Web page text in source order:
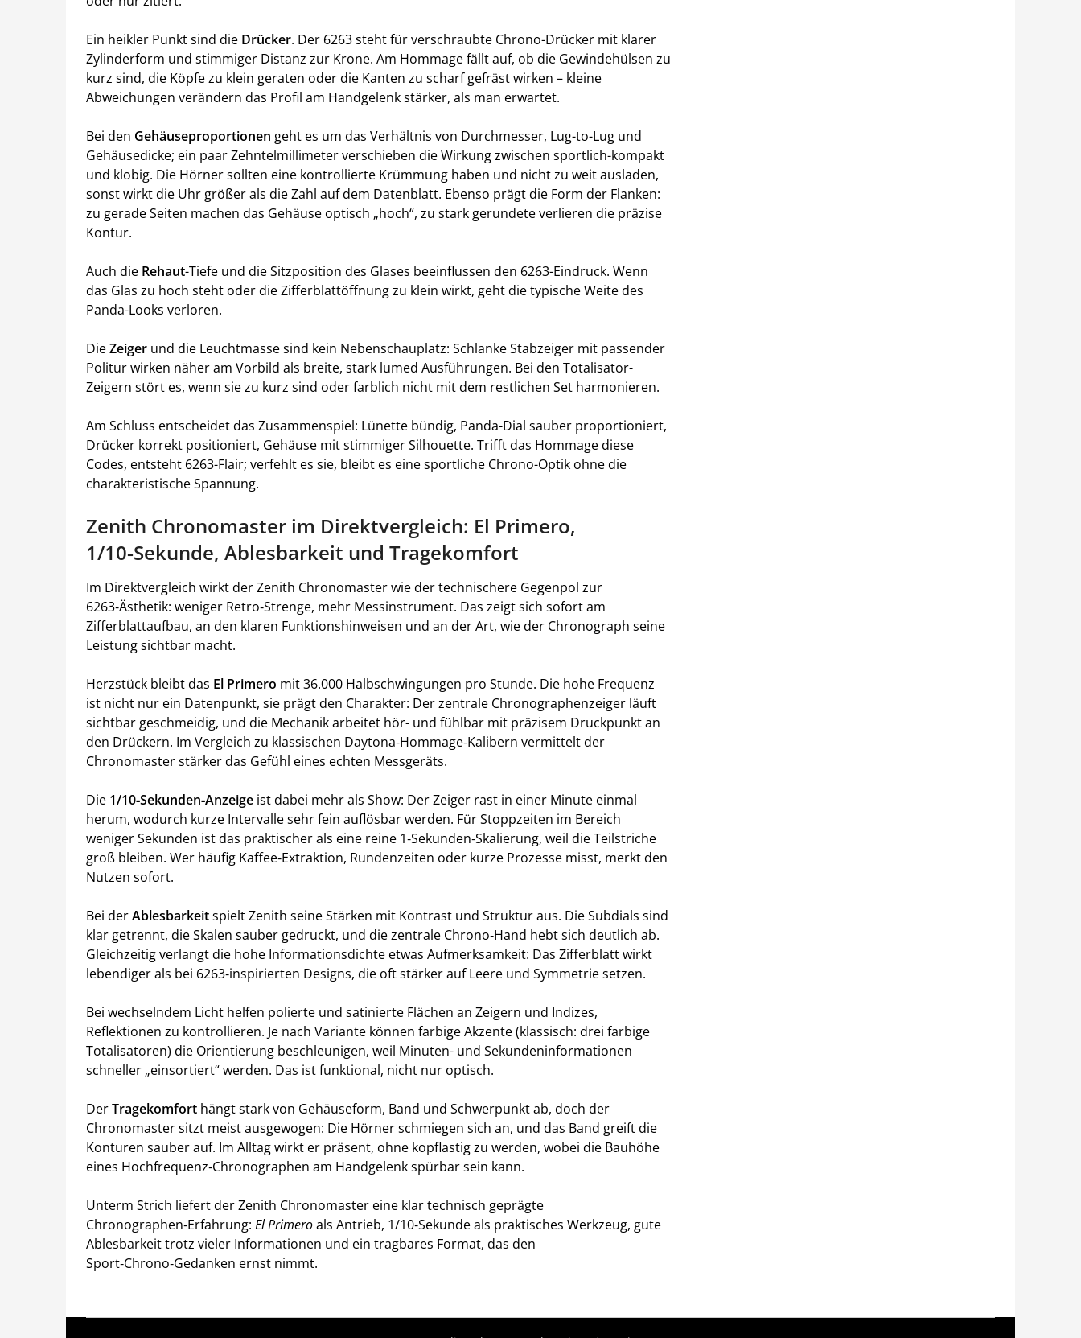
Ein heikler Punkt sind die Drücker. Der 6263 steht für verschraubte Chrono-Drücker mit klarer
Zylinderform und stimmiger Distanz zur Krone. Am Hommage fällt auf, ob die Gewindehülsen zu
kurz sind, die Köpfe zu klein geraten oder die Kanten zu scharf gefräst wirken – kleine
Abweichungen verändern das Profil am Handgelenk stärker, als man erwartet.
Bei den Gehäuseproportionen geht es um das Verhältnis von Durchmesser, Lug-to-Lug und
Gehäusedicke; ein paar Zehntelmillimeter verschieben die Wirkung zwischen sportlich-kompakt
und klobig. Die Hörner sollten eine kontrollierte Krümmung haben und nicht zu weit ausladen,
sonst wirkt die Uhr größer als die Zahl auf dem Datenblatt. Ebenso prägt die Form der Flanken:
zu gerade Seiten machen das Gehäuse optisch „hoch“, zu stark gerundete verlieren die präzise
Kontur.
Auch die Rehaut-Tiefe und die Sitzposition des Glases beeinflussen den 6263-Eindruck. Wenn
das Glas zu hoch steht oder die Zifferblattöffnung zu klein wirkt, geht die typische Weite des
Panda-Looks verloren.
DieZeiger und die Leuchtmasse sind kein Nebenschauplatz: Schlanke Stabzeiger mit passender
Politur wirken näher am Vorbild als breite, stark lumed Ausführungen. Bei den Totalisator-
Zeigern stört es, wenn sie zu kurz sind oder farblich nicht mit dem restlichen Set harmonieren.
Am Schluss entscheidet das Zusammenspiel: Lünette bündig, Panda-Dial sauber proportioniert,
Drücker korrekt positioniert, Gehäuse mit stimmiger Silhouette. Trifft das Hommage diese
Codes, entsteht 6263-Flair; verfehlt es sie, bleibt es eine sportliche Chrono-Optik ohne die
charakteristische Spannung.
Zenith Chronomaster im Direktvergleich: El Primero,
1/10‑Sekunde, Ablesbarkeit und Tragekomfort
Im Direktvergleich wirkt der Zenith Chronomaster wie der technischere Gegenpol zur
6263‑Ästhetik: weniger Retro‑Strenge, mehr Messinstrument. Das zeigt sich sofort am
Zifferblattaufbau, an den klaren Funktionshinweisen und an der Art, wie der Chronograph seine
Leistung sichtbar macht.
Herzstück bleibt das El Primero mit 36.000 Halbschwingungen pro Stunde. Die hohe Frequenz
ist nicht nur ein Datenpunkt, sie prägt den Charakter: Der zentrale Chronographenzeiger läuft
sichtbar geschmeidig, und die Mechanik arbeitet hör- und fühlbar mit präzisem Druckpunkt an
den Drückern. Im Vergleich zu klassischen Daytona‑Hommage‑Kalibern vermittelt der
Chronomaster stärker das Gefühl eines echten Messgeräts.
Die 1/10‑Sekunden‑Anzeige ist dabei mehr als Show: Der Zeiger rast in einer Minute einmal
herum, wodurch kurze Intervalle sehr fein auflösbar werden. Für Stoppzeiten im Bereich
weniger Sekunden ist das praktischer als eine reine 1‑Sekunden‑Skalierung, weil die Teilstriche
groß bleiben. Wer häufig Kaffee‑Extraktion, Rundenzeiten oder kurze Prozesse misst, merkt den
Nutzen sofort.
Bei derAblesbarkeitspielt Zenith seine Stärken mit Kontrast und Struktur aus. Die Subdials sind
klar getrennt, die Skalen sauber gedruckt, und die zentrale Chrono‑Hand hebt sich deutlich ab.
Gleichzeitig verlangt die hohe Informationsdichte etwas Aufmerksamkeit: Das Zifferblatt wirkt
lebendiger als bei 6263‑inspirierten Designs, die oft stärker auf Leere und Symmetrie setzen.
Bei wechselndem Licht helfen polierte und satinierte Flächen an Zeigern und Indizes,
Reflektionen zu kontrollieren. Je nach Variante können farbige Akzente (klassisch: drei farbige
Totalisatoren) die Orientierung beschleunigen, weil Minuten- und Sekundeninformationen
schneller „einsortiert“ werden. Das ist funktional, nicht nur optisch.
DerTragekomfort hängt stark von Gehäuseform, Band und Schwerpunkt ab, doch der
Chronomaster sitzt meist ausgewogen: Die Hörner schmiegen sich an, und das Band greift die
Konturen sauber auf. Im Alltag wirkt er präsent, ohne kopflastig zu werden, wobei die Bauhöhe
eines Hochfrequenz‑Chronographen am Handgelenk spürbar sein kann.
Unterm Strich liefert der Zenith Chronomaster eine klar technisch geprägte
Chronographen‑Erfahrung: El Primeroals Antrieb, 1/10‑Sekunde als praktisches Werkzeug, gute
Ablesbarkeit trotz vieler Informationen und ein tragbares Format, das den
Sport‑Chrono‑Gedanken ernst nimmt.